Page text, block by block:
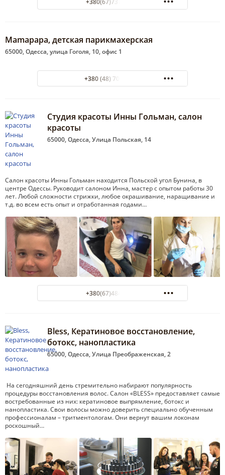
+380(67)737-48-91
Mamapapa, детская парикмахерская
65000, Одесса, улица Гоголя, 10, офис 1
+380 (48) 701-28-89
Студия красоты Инны Гольман, салон
красоты
65000, Одесса, Улица Польская, 14
Салон красоты Инны Гольман находится Польской угол Бунина, в
центре Одессы. Руководит салоном Инна, мастер с опытом работы 30
лет. Любой сложности стрижки, любое окрашивание, наращивание и
т.д. во всем есть опыт и отработанная годами…
+380(67)484-47-00
Bless, Кератиновое восстановление,
ботокс, нанопластика
65000, Одесса, Улица Преображенская, 2
На сегодняшний день стремительно набирают популярность
процедуры восстановления волос. Салон «BLESS» предоставляет самые
востребованные из них: кератиновое выпрямление, ботокс и
нанопластика. Свои волосы можно доверить специально обученным
профессионалам – тритментологам. Они вернут вашим локонам
роскошный…